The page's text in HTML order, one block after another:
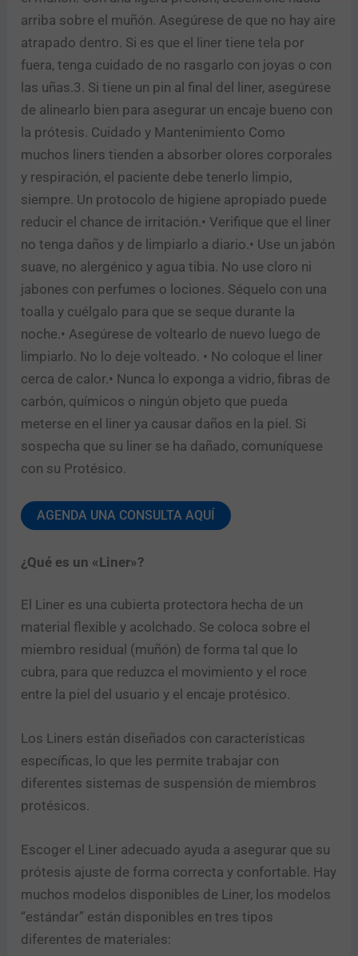
arriba sobre el muñón. Asegúrese de que no hay aire
atrapado dentro. Si es que el liner tiene tela por
fuera, tenga cuidado de no rasgarlo con joyas o con
las uñas.3. Si tiene un pin al final del liner, asegúrese
de alinearlo bien para asegurar un encaje bueno con
la prótesis. Cuidado y Mantenimiento Como
muchos liners tienden a absorber olores corporales
y respiración, el paciente debe tenerlo limpio,
siempre. Un protocolo de higiene apropiado puede
reducir el chance de irritación.• Verifique que el liner
no tenga daños y de limpiarlo a diario.• Use un jabón
suave, no alergénico y agua tibia. No use cloro ni
jabones con perfumes o lociones. Séquelo con una
toalla y cuélgalo para que se seque durante la
noche.• Asegúrese de voltearlo de nuevo luego de
limpiarlo. No lo deje volteado. • No coloque el liner
cerca de calor.• Nunca lo exponga a vidrio, fibras de
carbón, químicos o ningún objeto que pueda
meterse en el liner ya causar daños en la piel. Si
sospecha que su liner se ha dañado, comuníquese
con su Protésico.
AGENDA UNA CONSULTA AQUÍ
¿Qué es un «Liner»?
El Liner es una cubierta protectora hecha de un
material flexible y acolchado. Se coloca sobre el
miembro residual (muñón) de forma tal que lo
cubra, para que reduzca el movimiento y el roce
entre la piel del usuario y el encaje protésico.
Los Liners están diseñados con características
específicas, lo que les permite trabajar con
diferentes sistemas de suspensión de miembros
protésicos.
Escoger el Liner adecuado ayuda a asegurar que su
prótesis ajuste de forma correcta y confortable. Hay
muchos modelos disponibles de Liner, los modelos
“estándar” están disponibles en tres tipos
diferentes de materiales:
o
b
u
s
c
a
d
o
d
o
n
e
Enviar